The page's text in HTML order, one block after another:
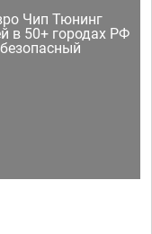
Чип Тюнинг
в 50+ городах РФ